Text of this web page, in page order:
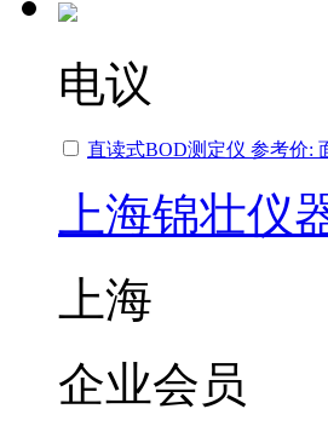
电议
直读式BOD测定仪 参考价:
上海锦壮仪
上海
企业会员